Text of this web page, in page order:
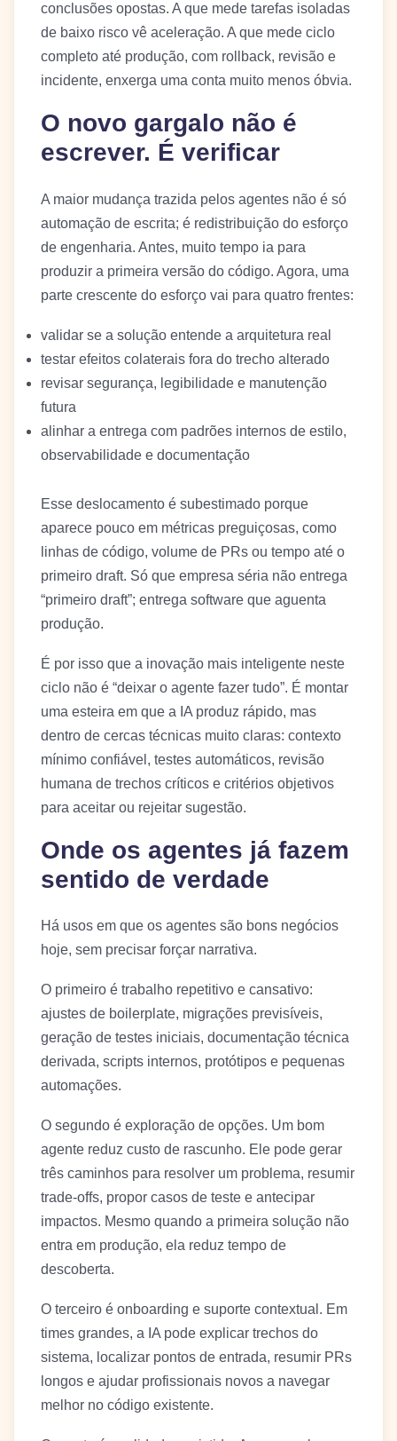
conclusões opostas. A que mede tarefas isoladas
de baixo risco vê aceleração. A que mede ciclo
completo até produção, com rollback, revisão e
incidente, enxerga uma conta muito menos óbvia.
O novo gargalo não é
escrever. É verificar
A maior mudança trazida pelos agentes não é só
automação de escrita; é redistribuição do esforço
de engenharia. Antes, muito tempo ia para
produzir a primeira versão do código. Agora, uma
parte crescente do esforço vai para quatro frentes:
validar se a solução entende a arquitetura real
testar efeitos colaterais fora do trecho alterado
revisar segurança, legibilidade e manutenção
futura
alinhar a entrega com padrões internos de estilo,
observabilidade e documentação
Esse deslocamento é subestimado porque
aparece pouco em métricas preguiçosas, como
linhas de código, volume de PRs ou tempo até o
primeiro draft. Só que empresa séria não entrega
“primeiro draft”; entrega software que aguenta
produção.
É por isso que a inovação mais inteligente neste
ciclo não é “deixar o agente fazer tudo”. É montar
uma esteira em que a IA produz rápido, mas
dentro de cercas técnicas muito claras: contexto
mínimo confiável, testes automáticos, revisão
humana de trechos críticos e critérios objetivos
para aceitar ou rejeitar sugestão.
Onde os agentes já fazem
sentido de verdade
Há usos em que os agentes são bons negócios
hoje, sem precisar forçar narrativa.
O primeiro é trabalho repetitivo e cansativo:
ajustes de boilerplate, migrações previsíveis,
geração de testes iniciais, documentação técnica
derivada, scripts internos, protótipos e pequenas
automações.
O segundo é exploração de opções. Um bom
agente reduz custo de rascunho. Ele pode gerar
três caminhos para resolver um problema, resumir
trade-offs, propor casos de teste e antecipar
impactos. Mesmo quando a primeira solução não
entra em produção, ela reduz tempo de
descoberta.
O terceiro é onboarding e suporte contextual. Em
times grandes, a IA pode explicar trechos do
sistema, localizar pontos de entrada, resumir PRs
longos e ajudar profissionais novos a navegar
melhor no código existente.